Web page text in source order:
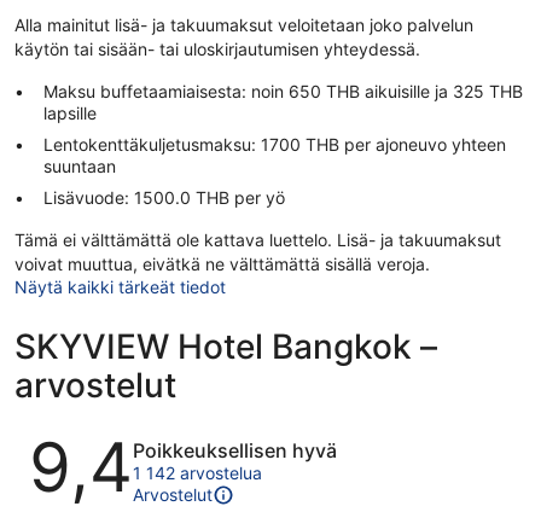
Alla mainitut lisä- ja takuumaksut veloitetaan joko palvelun
käytön tai sisään- tai uloskirjautumisen yhteydessä.
Maksu buffetaamiaisesta: noin 650 THB aikuisille ja 325 THB
lapsille
Lentokenttäkuljetusmaksu: 1700 THB per ajoneuvo yhteen
suuntaan
Lisävuode: 1500.0 THB per yö
Tämä ei välttämättä ole kattava luettelo. Lisä- ja takuumaksut
voivat muuttua, eivätkä ne välttämättä sisällä veroja.
Näytä kaikki tärkeät tiedot
SKYVIEW Hotel Bangkok –
arvostelut
Arvostelut
9,4 Poikkeuksellisen hyvä
1 142 arvostelua
Arvostelut